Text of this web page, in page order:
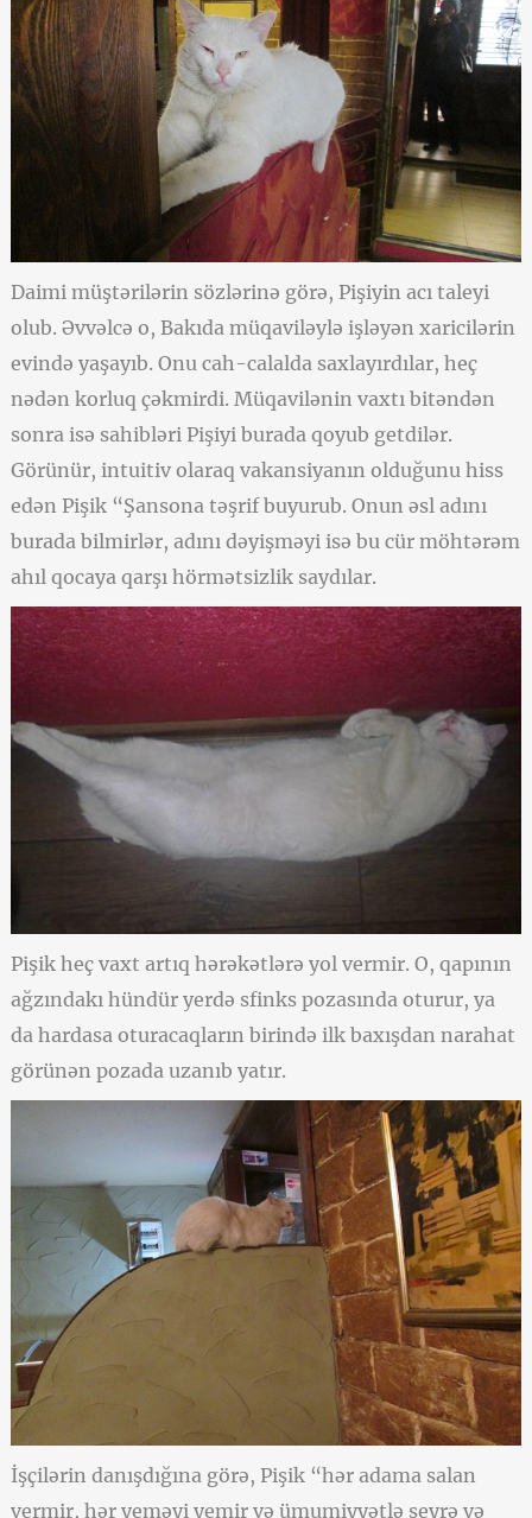
Daimi müştərilərin sözlərinə görə, Pişiyin acı taleyi
olub. Əvvəlcə o, Bakıda müqaviləylə işləyən xaricilərin
evində yaşayıb. Onu cah-calalda saxlayırdılar, heç
nədən korluq çəkmirdi. Müqavilənin vaxtı bitəndən
sonra isə sahibləri Pişiyi burada qoyub getdilər.
Görünür, intuitiv olaraq vakansiyanın olduğunu hiss
edən Pişik “Şansona təşrif buyurub. Onun əsl adını
burada bilmirlər, adını dəyişməyi isə bu cür möhtərəm
ahıl qocaya qarşı hörmətsizlik saydılar.
Pişik heç vaxt artıq hərəkətlərə yol vermir. O, qapının
ağzındakı hündür yerdə sfinks pozasında oturur, ya
da hardasa oturacaqların birində ilk baxışdan narahat
görünən pozada uzanıb yatır.
İşçilərin danışdığına görə, Pişik “hər adama salan
vermir, hər yeməyi yemir və ümumiyyətlə seyrə və